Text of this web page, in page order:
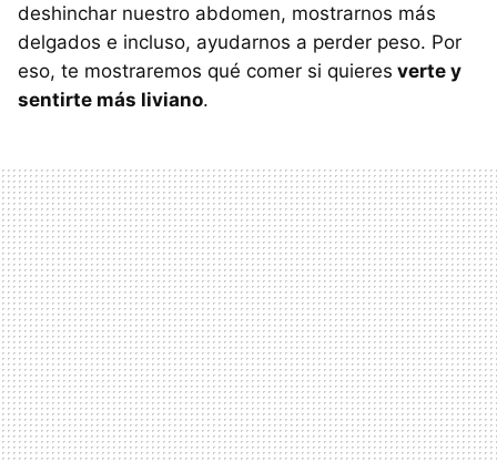
deshinchar nuestro abdomen, mostrarnos más
delgados e incluso, ayudarnos a perder peso. Por
eso, te mostraremos qué comer si quieres verte y
sentirte más liviano.